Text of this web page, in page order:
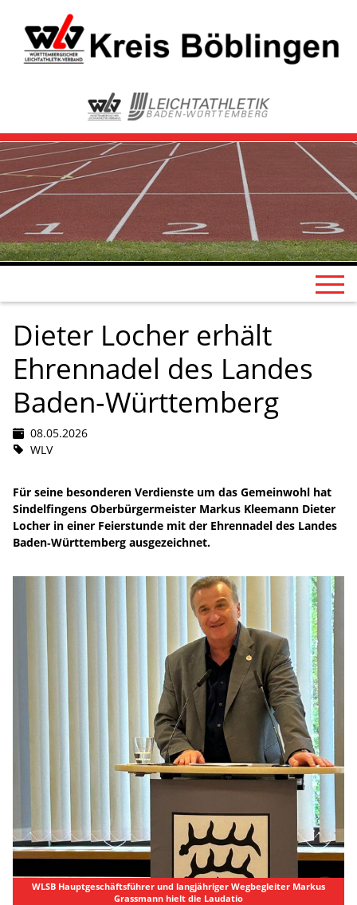
Dieter Locher erhält
Ehrennadel des Landes
Baden‑Württemberg
08.05.2026
WLV
Für seine besonderen Verdienste um das Gemeinwohl hat
Sindelfingens Oberbürgermeister Markus Kleemann Dieter
Locher in einer Feierstunde mit der Ehrennadel des Landes
Baden‑Württemberg ausgezeichnet.
WLSB Hauptgeschäftsführer und langjähriger Wegbegleiter Markus
Grassmann hielt die Laudatio